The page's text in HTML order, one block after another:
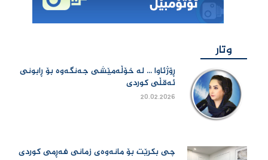
وتار
ڕۆژئاوا ... لە خۆڵەمێشی جەنگەوە بۆ ڕابونی
ئەقڵی کوردی
20.02.2026
چی بكرێت بۆ مانەوەی زمانی فەڕمی كوردی